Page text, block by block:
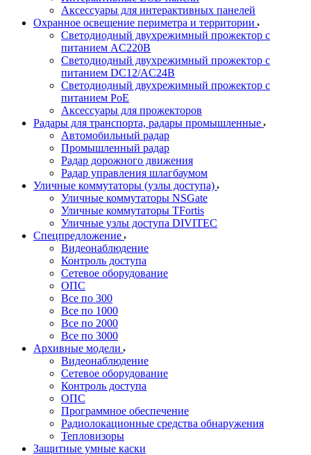
Аксессуары для интерактивных панелей
Охранное освещение периметра и территории
Светодиодный двухрежимный прожектор с
питанием AC220В
Светодиодный двухрежимный прожектор с
питанием DC12/AC24В
Светодиодный двухрежимный прожектор с
питанием PoE
Аксессуары для прожекторов
Радары для транспорта, радары промышленные
Автомобильный радар
Промышленный радар
Радар дорожного движения
Радар управления шлагбаумом
Уличные коммутаторы (узлы доступа)
Уличные коммутаторы NSGate
Уличные коммутаторы TFortis
Уличные узлы доступа DIVITEC
Спецпредложение
Видеонаблюдение
Контроль доступа
Сетевое оборудование
ОПС
Все по 300
Все по 1000
Все по 2000
Все по 3000
Архивные модели
Видеонаблюдение
Сетевое оборудование
Контроль доступа
ОПС
Программное обеспечение
Радиолокационные средства обнаружения
Тепловизоры
Защитные умные каски